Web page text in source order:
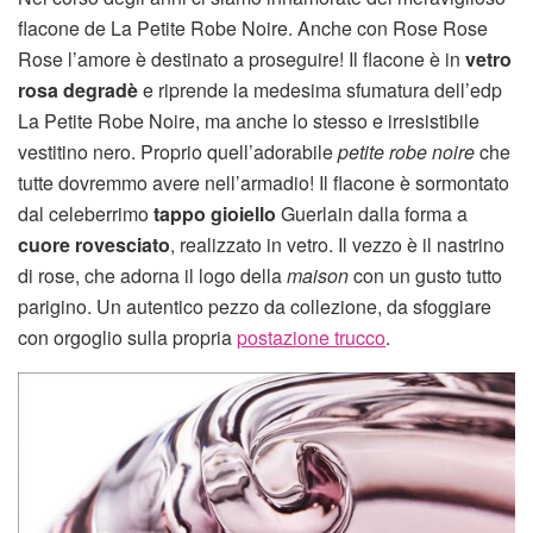
flacone de La Petite Robe Noire. Anche con Rose Rose
Rose l’amore è destinato a proseguire! Il flacone è in vetro
rosa degradèe riprende la medesima sfumatura dell’edp
La Petite Robe Noire, ma anche lo stesso e irresistibile
vestitino nero. Proprio quell’adorabilepetite robe noireche
tutte dovremmo avere nell’armadio! Il flacone è sormontato
dal celeberrimotappo gioiello Guerlain dalla forma a
cuore rovesciato, realizzato in vetro. Il vezzo è il nastrino
di rose, che adorna il logo dellamaisoncon un gusto tutto
parigino. Un autentico pezzo da collezione, da sfoggiare
con orgoglio sulla propriapostazione trucco.